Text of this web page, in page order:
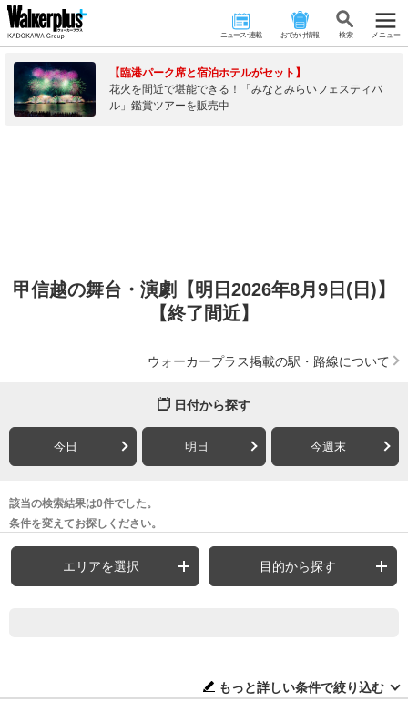
ニュース･連載 おでかけ情報 検 索 メニュー
【臨港パーク席と宿泊ホテルがセット】
花火を間近で堪能できる！「みなとみらいフェスティバ
ル」鑑賞ツアーを販売中
甲信越の舞台・演劇【明日2026年8月9日(日)】
【終了間近】
ウォーカープラス掲載の駅・路線について
日付から探す
今日 明日 今週末
該当の検索結果は0件でした。
条件を変えてお探しください。
エリアを選択 目的から探す
もっと詳しい条件で絞り込む